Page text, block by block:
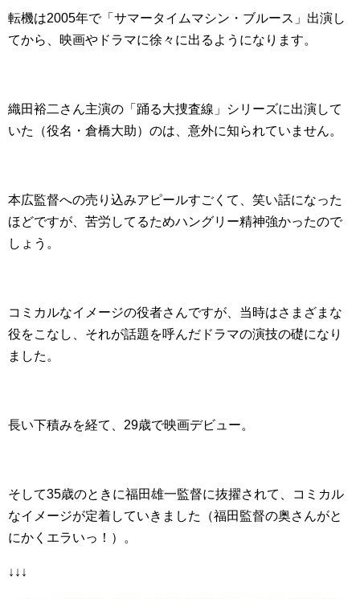
転機は2005年で「サマータイムマシン・ブルース」出演し
てから、映画やドラマに徐々に出るようになります。
織田裕二さん主演の「踊る大捜査線」シリーズに出演して
いた（役名・倉橋大助）のは、意外に知られていません。
本広監督への売り込みアピールすごくて、笑い話になった
ほどですが、苦労してるためハングリー精神強かったので
しょう。
コミカルなイメージの役者さんですが、当時はさまざまな
役をこなし、それが話題を呼んだドラマの演技の礎になり
ました。
長い下積みを経て、29歳で映画デビュー。
そして35歳のときに福田雄一監督に抜擢されて、コミカル
なイメージが定着していきました（福田監督の奥さんがと
にかくエラいっ！）。
↓↓↓